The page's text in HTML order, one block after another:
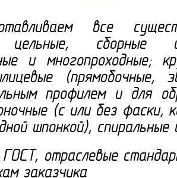
все
цельные, сборные
и многопроходные;
(прямобочные,
профилем и для
(с или без фаски,
шпонкой), спиральные
отраслевые
заказчика